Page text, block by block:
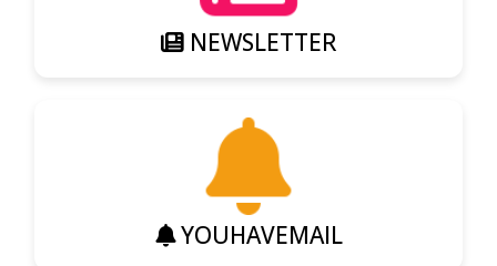
NEWSLETTER
YOUHAVEMAIL